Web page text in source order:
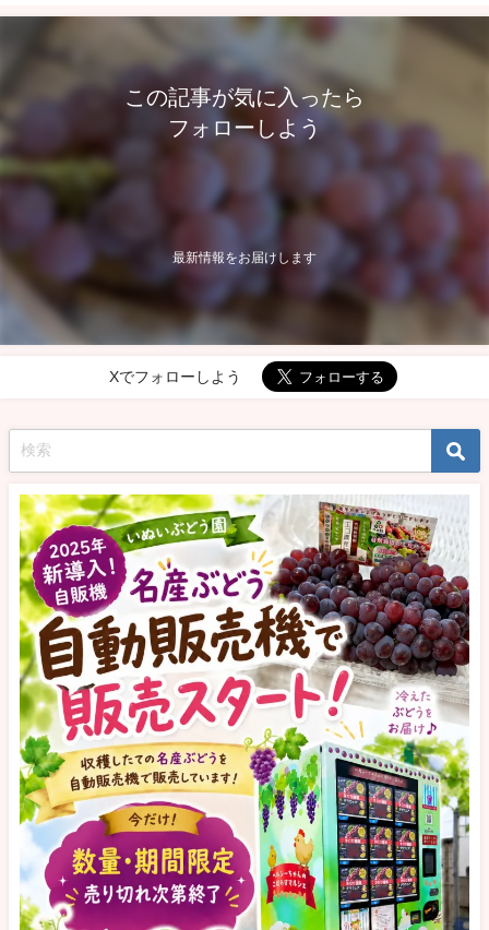
この記事が気に入ったら
フォローしよう
最新情報をお届けします
Xでフォローしよう